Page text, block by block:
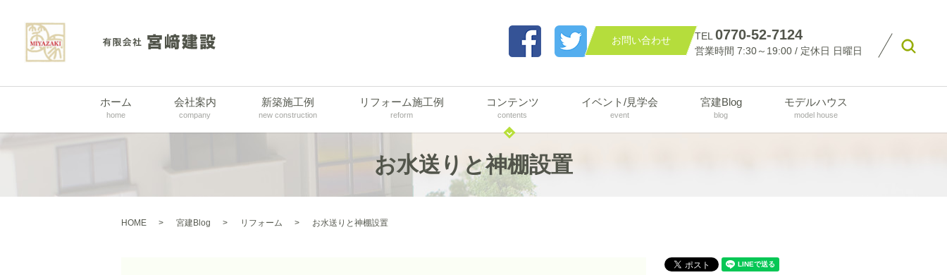
お問い合わせ TEL 0770-52-7124
営業時間 7:30～19:00 / 定休日 日曜日
ホーム
home
会社案内
company
新築施工例
new construction
リフォーム施工例
reform
コンテンツ
contents
イベント/見学会
event
宮建Blog
blog
モデルハウス
model house
お水送りと神棚設置
HOME 宮建Blog リフォーム お水送りと神棚設置